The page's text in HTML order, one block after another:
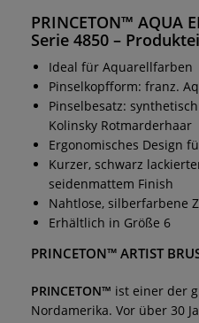
PRINCETON™ AQUA
Serie 4850 –
Ideal für Aquarellfarben
Pinselkopfform: franz.
Pinselbesatz:
Kolinsky Rotmarderhaar
Ergonomisches Design
Kurzer, schwarz
seidenmattem Finish
Nahtlose, silberfarbene
Erhältlich in Größe 6
PRINCETON™ ARTIST
PRINCETON™ ist einer der
Nordamerika. Vor über 30